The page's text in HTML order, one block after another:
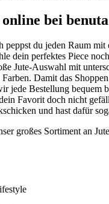
bei
peppst du jeden Raum mit
dein perfektes Piece
Jute-Auswahl mit
Damit das
jede Bestellung bequem
Favorit doch nicht
und hast dafür
großes Sortiment an